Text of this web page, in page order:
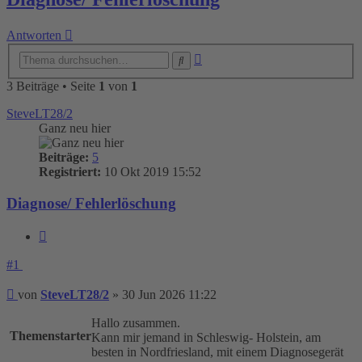
Antworten
3 Beiträge • Seite 1 von 1
SteveLT28/2
Ganz neu hier
Beiträge: 5
Registriert: 10 Okt 2019 15:52
Diagnose/ Fehlerlöschung
#1
Beitrag
von SteveLT28/2 » 30 Jun 2026 11:22
Themenstarter
Hallo zusammen.
Kann mir jemand in Schleswig- Holstein, am
besten in Nordfriesland, mit einem Diagnosegerät